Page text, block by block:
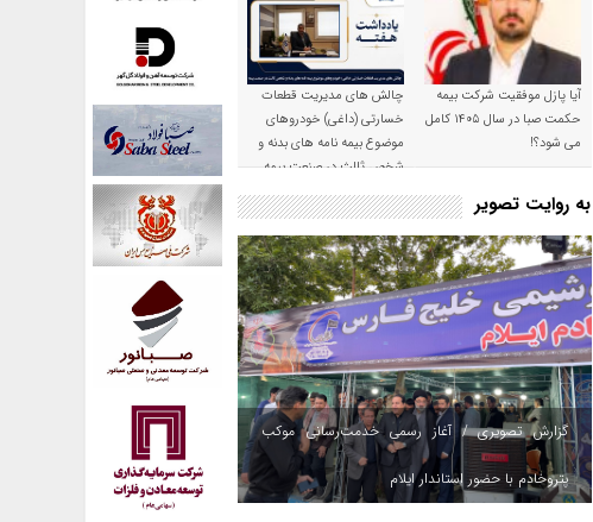
,
آیا پازل موفقیت شرکت بیمه
حکمت صبا در سال ۱۴۰۵ کامل
می شود؟!
چالش های مدیریت قطعات
خسارتی (داغی) خودروهای
موضوع بیمه نامه های بدنه و
شخص ثالث در صنعت بیمه
به روایت تصویر
گزارش تصویری / آغاز رسمی خدمت‌رسانی موکب
پتروخادم با حضور استاندار ایلام